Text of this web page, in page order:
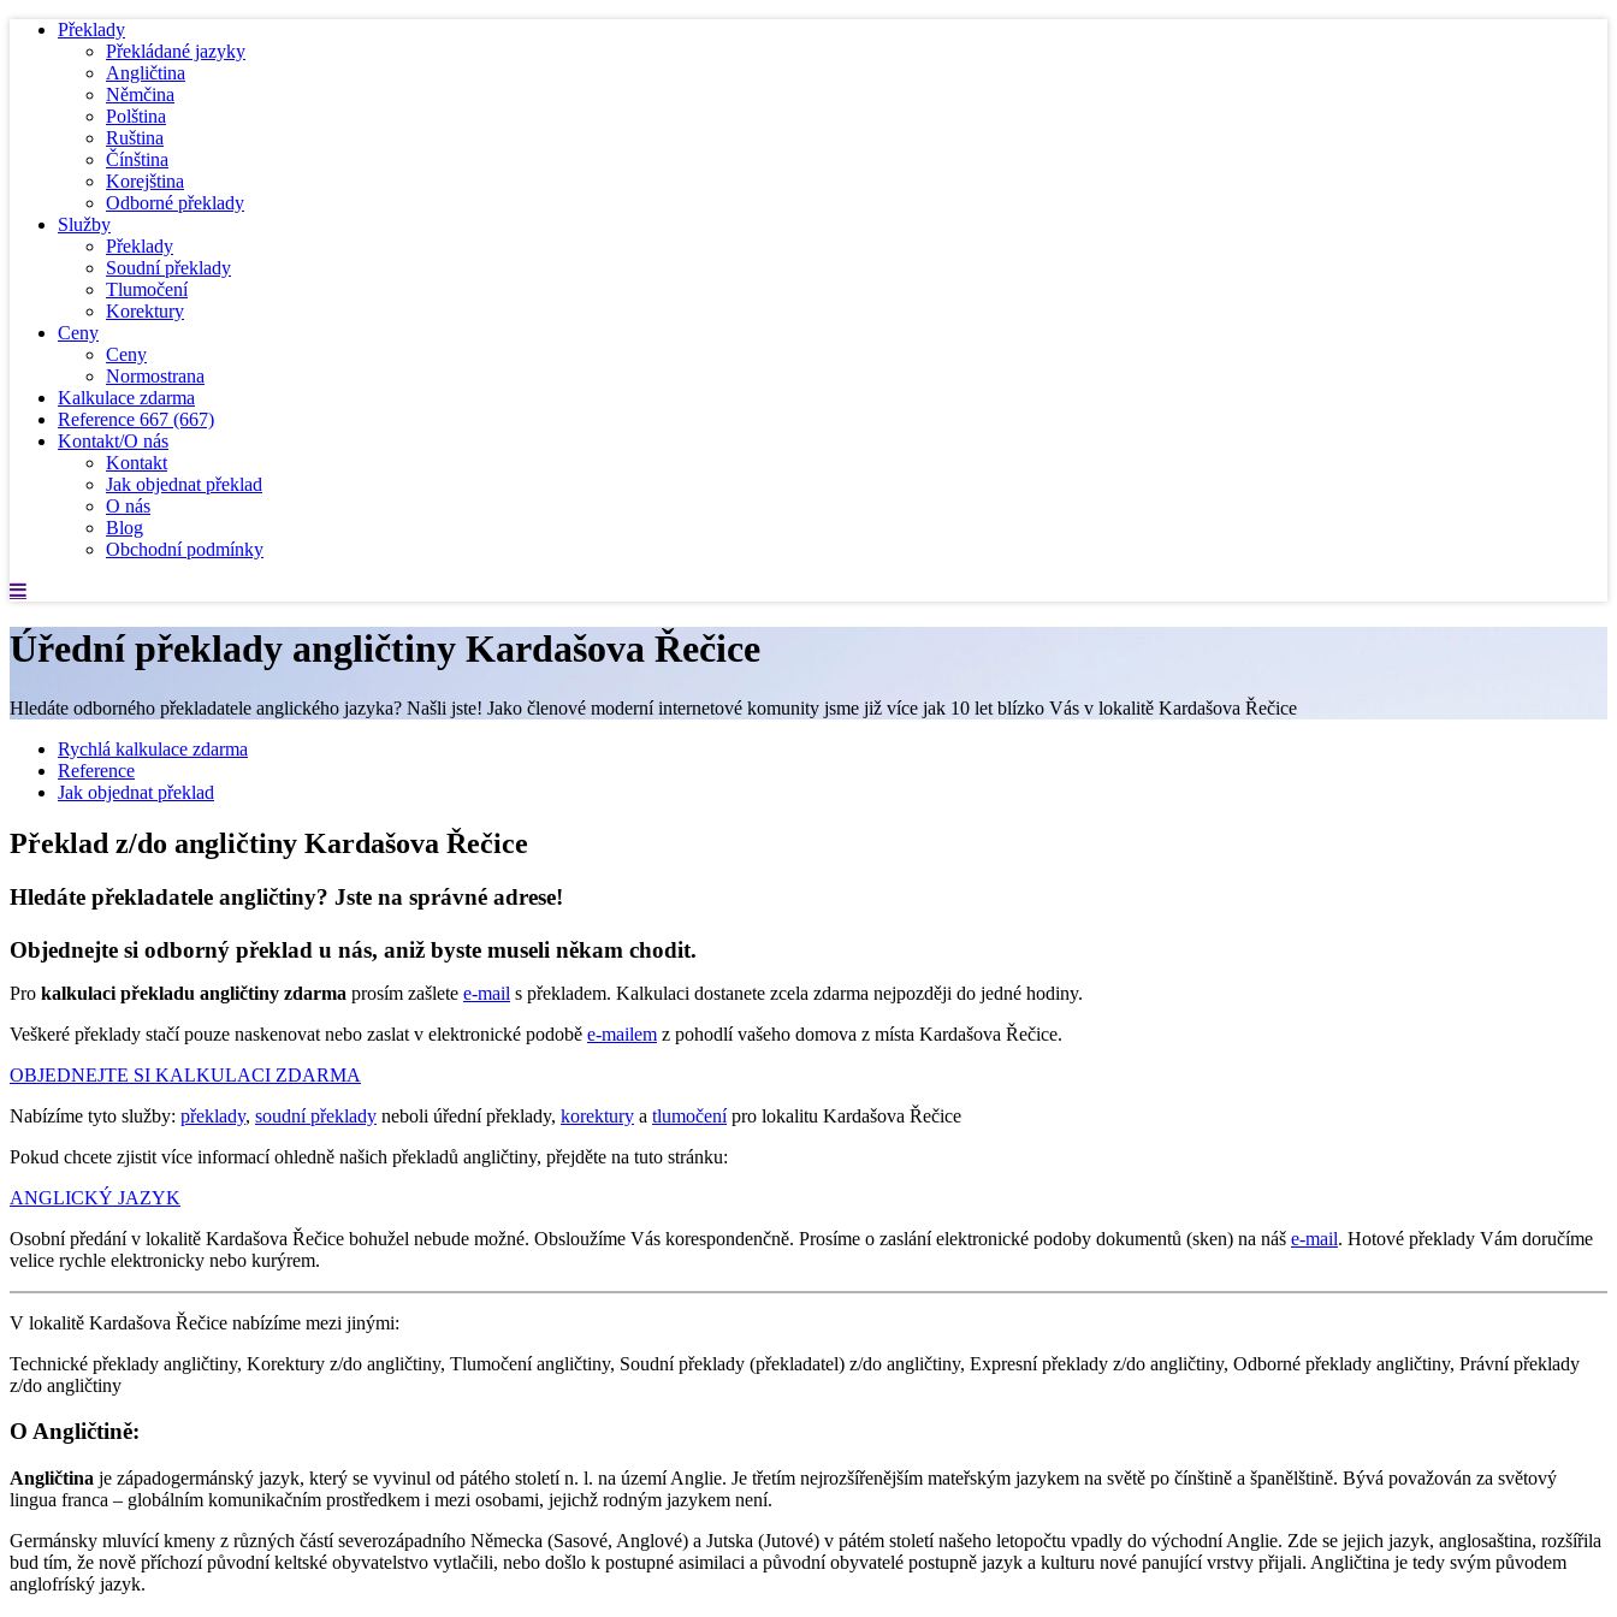
Překlady
Překládané jazyky
Angličtina
Němčina
Polština
Ruština
Čínština
Korejština
Odborné překlady
Služby
Překlady
Soudní překlady
Tlumočení
Korektury
Ceny
Ceny
Normostrana
Kalkulace zdarma
Reference 667 (667)
Kontakt/O nás
Kontakt
Jak objednat překlad
O nás
Blog
Obchodní podmínky
Úřední překlady angličtiny Kardašova Řečice
Hledáte odborného překladatele anglického jazyka? Našli jste! Jako členové moderní internetové komunity jsme již více jak 10 let blízko Vás v lokalitě Kardašova Řečice
Rychlá kalkulace zdarma
Reference
Jak objednat překlad
Překlad z/do angličtiny Kardašova Řečice
Hledáte překladatele angličtiny? Jste na správné adrese!
Objednejte si odborný překlad u nás, aniž byste museli někam chodit.
Pro kalkulaci překladu angličtiny zdarma prosím zašlete e-mail s překladem. Kalkulaci dostanete zcela zdarma nejpozději do jedné hodiny.
Veškeré překlady stačí pouze naskenovat nebo zaslat v elektronické podobě e-mailem z pohodlí vašeho domova z místa Kardašova Řečice.
OBJEDNEJTE SI KALKULACI ZDARMA
Nabízíme tyto služby: překlady, soudní překlady neboli úřední překlady, korektury a tlumočenípro lokalitu Kardašova Řečice
Pokud chcete zjistit více informací ohledně našich překladů angličtiny, přejděte na tuto stránku:
ANGLICKÝ JAZYK
Osobní předání v lokalitě Kardašova Řečice bohužel nebude možné. Obsloužíme Vás korespondenčně. Prosíme o zaslání elektronické podoby dokumentů (sken) na náš e-mail. Hotové překlady Vám doručíme
velice rychle elektronicky nebo kurýrem.
V lokalitě Kardašova Řečice nabízíme mezi jinými:
Technické překlady angličtiny, Korektury z/do angličtiny, Tlumočení angličtiny, Soudní překlady (překladatel) z/do angličtiny, Expresní překlady z/do angličtiny, Odborné překlady angličtiny, Právní překlady
z/do angličtiny
O Angličtině:
Angličtina je západogermánský jazyk, který se vyvinul od pátého století n. l. na území Anglie. Je třetím nejrozšířenějším mateřským jazykem na světě po čínštině a španělštině. Bývá považován za světový
lingua franca – globálním komunikačním prostředkem i mezi osobami, jejichž rodným jazykem není.
Germánsky mluvící kmeny z různých částí severozápadního Německa (Sasové, Anglové) a Jutska (Jutové) v pátém století našeho letopočtu vpadly do východní Anglie. Zde se jejich jazyk, anglosaština, rozšířila
bud tím, že nově příchozí původní keltské obyvatelstvo vytlačili, nebo došlo k postupné asimilaci a původní obyvatelé postupně jazyk a kulturu nové panující vrstvy přijali. Angličtina je tedy svým původem
anglofríský jazyk.